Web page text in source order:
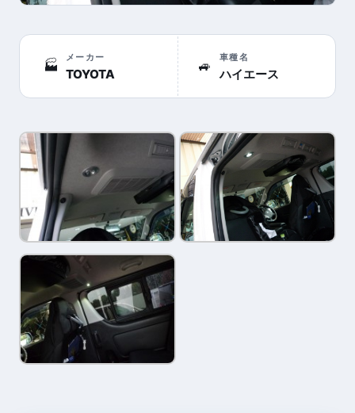
🏭
メーカー
TOYOTA
🚙
車種名
ハイエース